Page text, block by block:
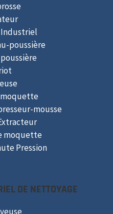
poussière
mousse
moquette
Pression
DE NETTOYAGE